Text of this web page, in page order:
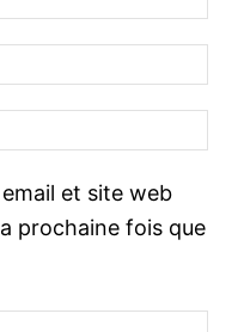
o
m
i
et site web
prochaine fois que